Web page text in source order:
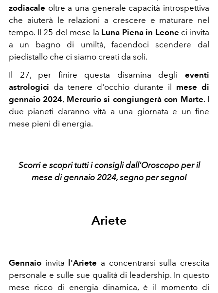
zodiacale oltre a una generale capacità introspettiva
che aiuterà le relazioni a crescere e maturare nel
tempo. Il 25 del mese la Luna Piena in Leone ci invita
a un bagno di umiltà, facendoci scendere dal
piedistallo che ci siamo creati da soli.
Il 27, per finire questa disamina degli eventi
astrologici da tenere d'occhio durante il mese di
gennaio 2024, Mercurio si congiungerà con Marte. I
due pianeti daranno vità a una giornata e un fine
mese pieni di energia.
Scorri e scopri tutti i consigli dall'Oroscopo per il
mese di gennaio 2024, segno per segno!
Ariete
Gennaio invita l'Ariete a concentrarsi sulla crescita
personale e sulle sue qualità di leadership. In questo
mese ricco di energia dinamica, è il momento di